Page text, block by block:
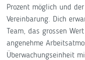
Prozent möglich und
Vereinbarung. Dich
Team, das grossen
angenehme
Überwachungseinheit